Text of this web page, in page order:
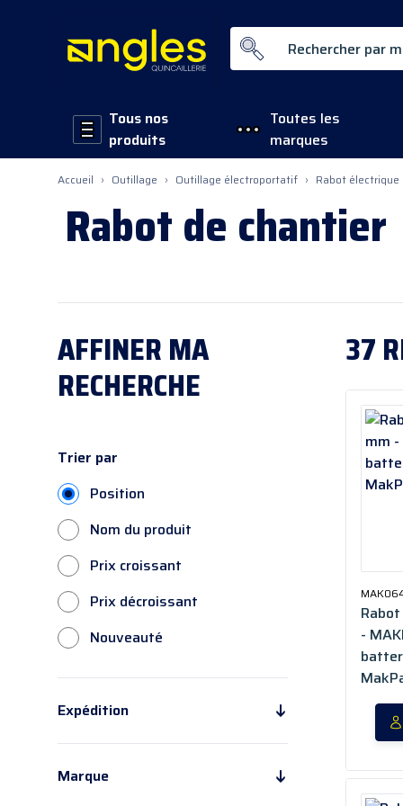
Rechercher par mot-clé ...
Tous nos
produits
Toutes les
marques
Accueil › Outillage › Outillage électroportatif › Rabot électrique
Rabot de chantier
AFFINER MA
RECHERCHE
Trier par
Position
Nom du produit
Prix croissant
Prix décroissant
Nouveauté
Expédition
En 5/15 jours
Marque
37
-